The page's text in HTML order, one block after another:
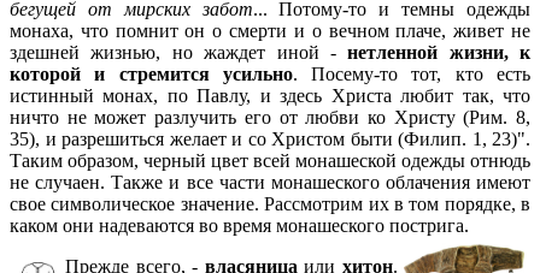
бегущей от мирских забот... Потому-то и темны одежды
монаха, что помнит он о смерти и о вечном плаче, живет не
здешней жизнью, но жаждет иной -нетленной жизни, к
которой и стремится усильно. Посему-то тот, кто есть
истинный монах, по Павлу, и здесь Христа любит так, что
ничто не может разлучить его от любви ко Христу (Рим. 8,
35), и разрешиться желает и со Христом быти (Филип. 1, 23)".
Таким образом, черный цвет всей монашеской одежды отнюдь
не случаен. Также и все части монашеского облачения имеют
свое символическое значение. Рассмотрим их в том порядке, в
каком они надеваются во время монашеского пострига.
Прежде всего, - власяница илихитон.